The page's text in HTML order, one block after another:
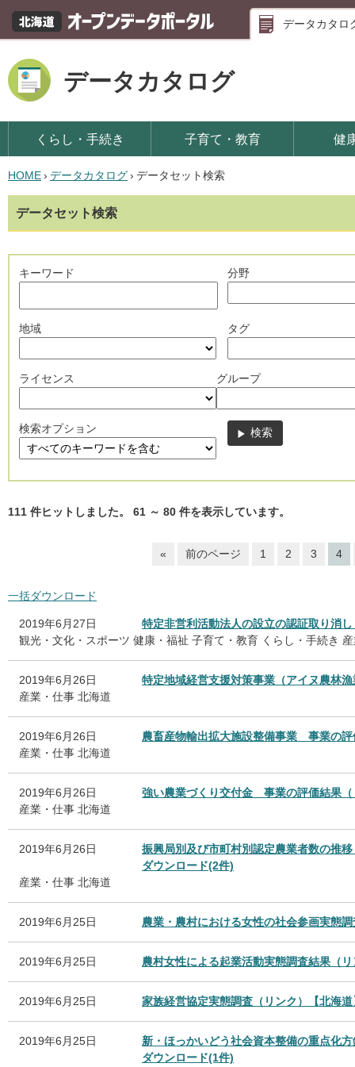
データカタロ
データカタログ
くらし・手続き 子育て・教育 健
HOME› データカタログ› データセット検索
データセット検索
キーワード 分野
地域 タグ
ライセンス グループ
検索オプション
111 件ヒットしました。 61 ～ 80 件を表示しています。
« 前のページ 1 2 3 4
一括ダウンロード
2019年6月27日
特定非営利活動法人の設立の認証取り消
観光・文化・スポーツ 健康・福祉 子育て・教育 くらし・手続き
2019年6月26日
特定地域経営支援対策事業（アイヌ農林
産業・仕事 北海道
2019年6月26日
農畜産物輸出拡大施設整備事業 事業の評
産業・仕事 北海道
2019年6月26日
強い農業づくり交付金 事業の評価結果（
産業・仕事 北海道
2019年6月26日
振興局別及び市町村別認定農業者数の推
ダウンロード(2件)
産業・仕事 北海道
2019年6月25日 農業・農村における女性の社会参画実態
2019年6月25日 農村女性による起業活動実態調査結果（
2019年6月25日 家族経営協定実態調査（リンク）【北海道
2019年6月25日
新・ほっかいどう社会資本整備の重点化
ダウンロード(1件)